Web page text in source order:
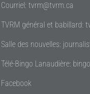
Courriel: tvrm@tvrm.ca
TVRM général et babillard:
Salle des nouvelles:
Télé-Bingo Lanaudière:
Facebook